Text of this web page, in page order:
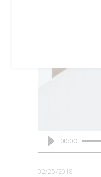
Audio
Player
00:00
02/25/2018